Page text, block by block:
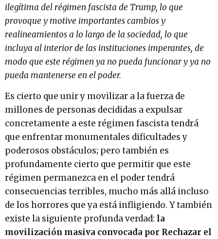
ilegítima del régimen fascista de Trump, lo que
provoque y motive importantes cambios y
realineamientos a lo largo de la sociedad, lo que
incluya al interior de las instituciones imperantes, de
modo que este régimen ya no pueda funcionar y ya no
pueda mantenerse en el poder.
Es cierto que unir y movilizar a la fuerza de
millones de personas decididas a expulsar
concretamente a este régimen fascista tendrá
que enfrentar monumentales dificultades y
poderosos obstáculos; pero también es
profundamente cierto que permitir que este
régimen permanezca en el poder tendrá
consecuencias terribles, mucho más allá incluso
de los horrores que ya está infligiendo. Y también
existe la siguiente profunda verdad: la
movilización masiva convocada por Rechazar el